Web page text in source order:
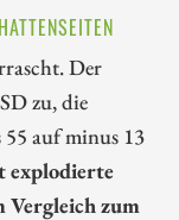
Der
zu, die
55 auf minus 13
explodierte
Vergleich zum